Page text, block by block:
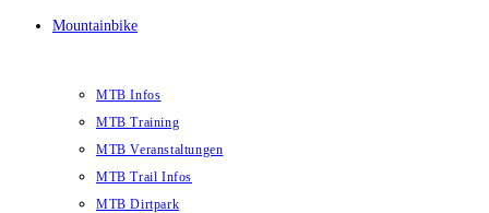
Mountainbike
MTB Infos
MTB Training
MTB Veranstaltungen
MTB Trail Infos
MTB Dirtpark